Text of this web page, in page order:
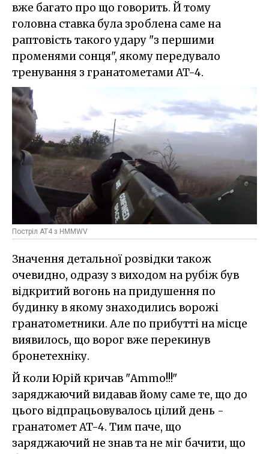
вже багато про що говорить. Й тому
головна ставка була зроблена саме на
раптовість такого удару "з першими
променями сонця", якому передувало
тренування з гранатометами AT-4.
Постріл AT4 з HMMWV
Значення детальної розвідки також
очевидно, одразу з виходом на рубіж був
відкритий вогонь на придушення по
будинку в якому знаходились ворожі
гранатометники. Але по прибутті на місце
виявилось, що ворог вже перекинув
бронетехніку.
Й коли Юрій кричав "Ammo!!!"
заряджаючий видавав йому саме те, що до
цього відпрацьовувалось цілий день -
гранатомет AT-4. Тим паче, що
заряджаючий не знав та не міг бачити, що